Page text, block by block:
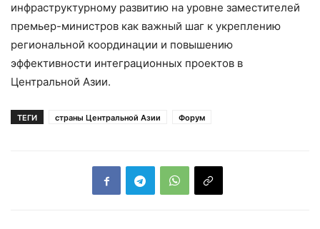
инфраструктурному развитию на уровне заместителей
премьер-министров как важный шаг к укреплению
региональной координации и повышению
эффективности интеграционных проектов в
Центральной Азии.
ТЕГИ страны Центральной Азии Форум